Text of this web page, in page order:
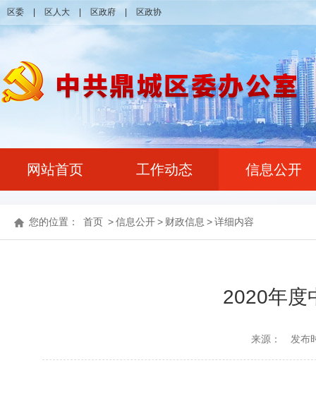
区委 区人大 区政府 区政协
网站首页 工作动态 信息公开
您的位置： 首页 >信息公开> 财政信息 >详细内容
2020年度
来源： 发布